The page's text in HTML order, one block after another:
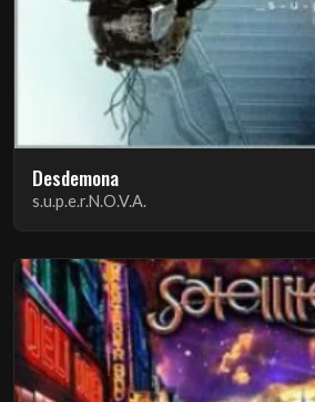
Desdemona
s.u.p.e.r.N.O.V.A.